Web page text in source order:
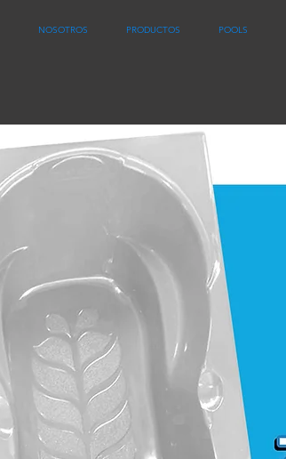
NOSOTROS PRODUCTOS POOLS